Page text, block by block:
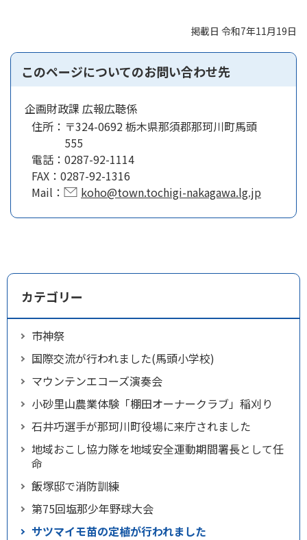
掲載日 令和7年11月19日
このページについてのお問い合わせ先
企画財政課 広報広聴係
住所： 〒324-0692 栃木県那須郡那珂川町馬頭
555
電話： 0287-92-1114
FAX： 0287-92-1316
Mail：
koho@town.tochigi-nakagawa.lg.jp
カテゴリー
市神祭
国際交流が行われました(馬頭小学校)
マウンテンエコーズ演奏会
小砂里山農業体験「棚田オーナークラブ」稲刈り
石井巧選手が那珂川町役場に来庁されました
地域おこし協力隊を地域安全運動期間署長として任
命
飯塚邸で消防訓練
第75回塩那少年野球大会
サツマイモ苗の定植が行われました